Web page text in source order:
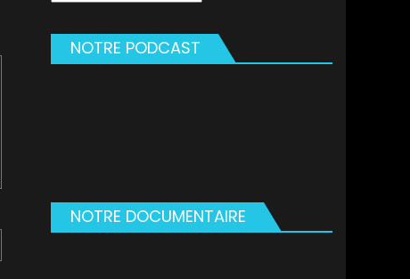
NOTRE PODCAST
NOTRE DOCUMENTAIRE